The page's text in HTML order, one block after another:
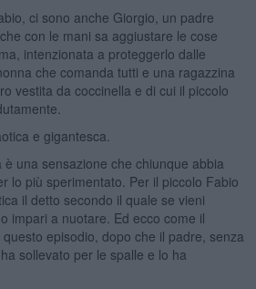
ci sono anche Giorgio, un padre
con le mani sa aggiustare le cose
intenzionata a proteggerlo dalle
che comanda tutti e una ragazzina
vestita da coccinella e di cui il piccolo
e gigantesca.
una sensazione che chiunque abbia
lo più sperimentato. Per il piccolo Fabio
il detto secondo il quale se vieni
impari a nuotare. Ed ecco come il
episodio, dopo che il padre, senza
sollevato per le spalle e lo ha